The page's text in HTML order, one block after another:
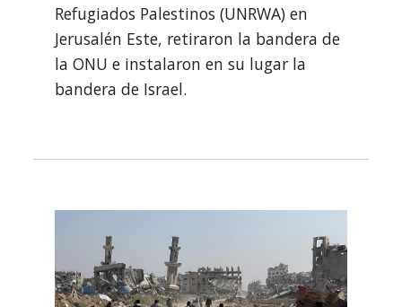
Refugiados Palestinos (UNRWA) en
Jerusalén Este, retiraron la bandera de
la ONU e instalaron en su lugar la
bandera de Israel.